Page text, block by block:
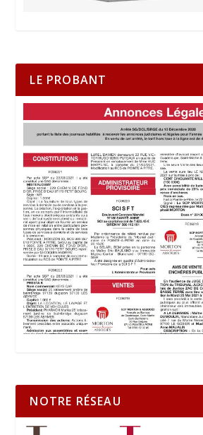
LE PROBANT
NOTRE RÉSEAU